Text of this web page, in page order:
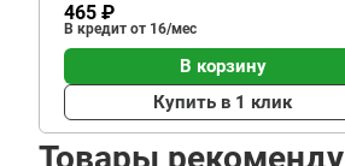
465 ₽
В кредит от 16/мес
В корзину
Купить в 1 клик